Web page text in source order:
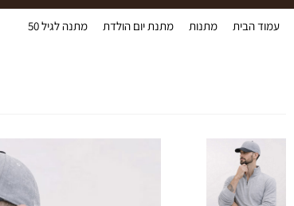
עמוד הבית מתנות מתנת יום הולדת מתנה לגיל 50